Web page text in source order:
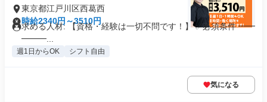
東京都江戸川区西葛西
時給2340円～3510円
求める人材: 【資格・経験は一切不問です！】 ✅必須条件 ━━
━━━...
週1日からOK シフト自由
気になる